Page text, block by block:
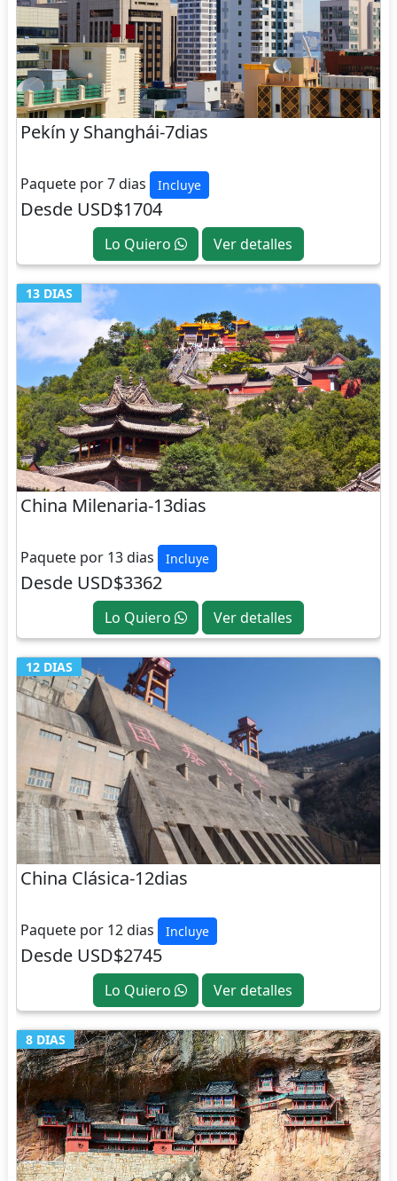
Pekín y Shanghái-7dias
Paquete por 7 dias Incluye
Desde USD$1704
Lo Quiero Ver detalles
13 DIAS
China Milenaria-13dias
Paquete por 13 dias Incluye
Desde USD$3362
Lo Quiero Ver detalles
12 DIAS
China Clásica-12dias
Paquete por 12 dias Incluye
Desde USD$2745
Lo Quiero Ver detalles
8 DIAS